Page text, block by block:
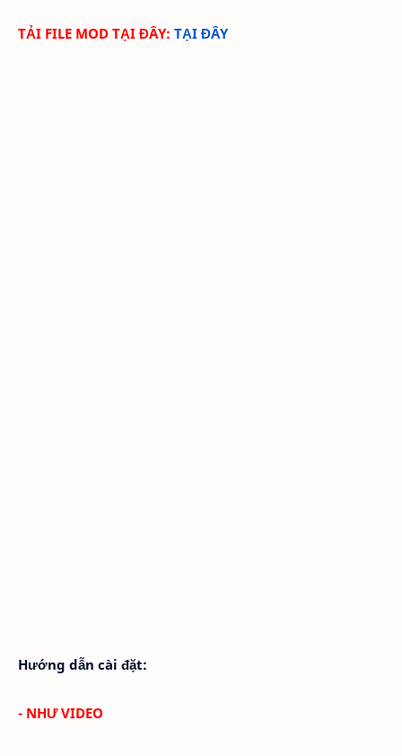
TẢI FILE MOD TẠI ĐÂY: TẠI ĐÂY
Hướng dẫn cài đặt:
- NHƯ VIDEO